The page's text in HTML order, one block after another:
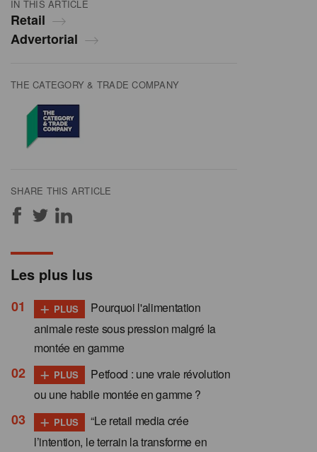
IN THIS ARTICLE
Retail
Advertorial
THE CATEGORY & TRADE COMPANY
SHARE THIS ARTICLE
Les plus lus
+ PLUS
Pourquoi l'alimentation
animale reste sous pression malgré la
montée en gamme
+ PLUS
Petfood : une vraie révolution
ou une habile montée en gamme ?
+ PLUS
“Le retail media crée
l’intention, le terrain la transforme en